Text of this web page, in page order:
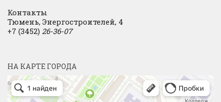
Контакты
Тюмень, Энергостроителей, 4
+7 (3452) 26-36-07
НА КАРТЕ ГОРОДА